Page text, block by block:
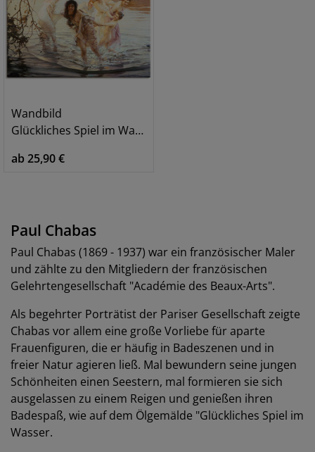
Wandbild
Glückliches Spiel im Wasser. 1899
ab 25,90 €
Paul Chabas
Paul Chabas (1869 - 1937) war ein französischer Maler
und zählte zu den Mitgliedern der französischen
Gelehrtengesellschaft "Académie des Beaux-Arts".
Als begehrter Porträtist der Pariser Gesellschaft zeigte
Chabas vor allem eine große Vorliebe für aparte
Frauenfiguren, die er häufig in Badeszenen und in
freier Natur agieren ließ. Mal bewundern seine jungen
Schönheiten einen Seestern, mal formieren sie sich
ausgelassen zu einem Reigen und genießen ihren
Badespaß, wie auf dem Ölgemälde "Glückliches Spiel im
Wasser.